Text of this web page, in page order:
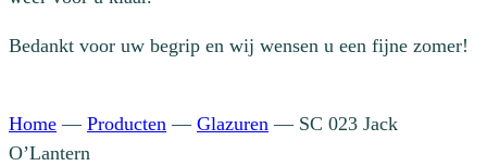
Bedankt voor uw begrip en wij wensen u een fijne zomer!
Home — Producten — Glazuren — SC 023 Jack
O’Lantern